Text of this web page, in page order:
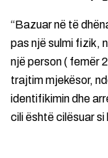
“Bazuar në të
pas një sulmi fizik,
një person ( femër
trajtim mjekësor,
identifikimin dhe
cili është cilësuar si